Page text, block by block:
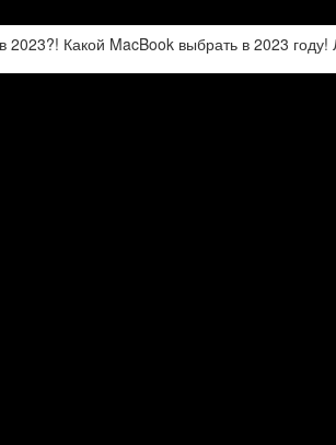
Какой MacBook выбрать в 2023 году!